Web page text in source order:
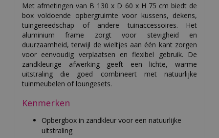
Met afmetingen van B 130 x D 60 x H 75 cm biedt de
box voldoende opbergruimte voor kussens, dekens,
tuingereedschap of andere tuinaccessoires. Het
aluminium frame zorgt voor stevigheid en
duurzaamheid, terwijl de wieltjes aan één kant zorgen
voor eenvoudig verplaatsen en flexibel gebruik. De
zandkleurige afwerking geeft een lichte, warme
uitstraling die goed combineert met natuurlijke
tuinmeubelen of loungesets.
Kenmerken
Opbergbox in zandkleur voor een natuurlijke
uitstraling